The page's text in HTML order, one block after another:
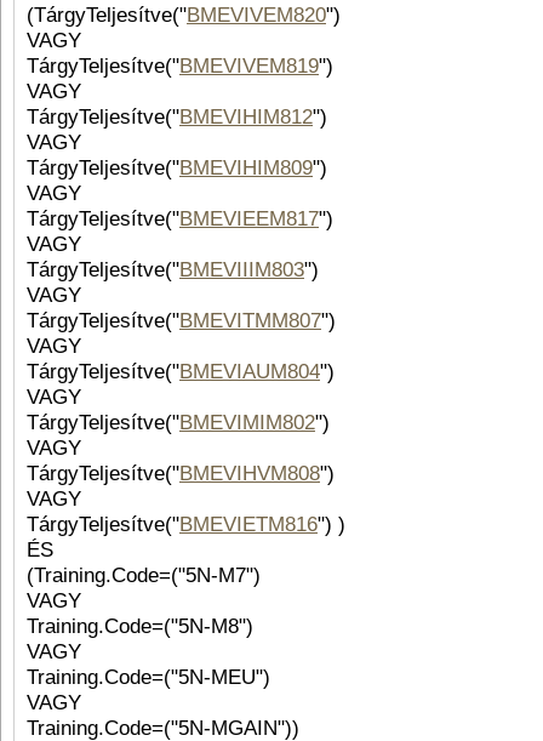
(TárgyTeljesítve("BMEVIVEM820")
VAGY
TárgyTeljesítve("BMEVIVEM819")
VAGY
TárgyTeljesítve("BMEVIHIM812")
VAGY
TárgyTeljesítve("BMEVIHIM809")
VAGY
TárgyTeljesítve("BMEVIEEM817")
VAGY
TárgyTeljesítve("BMEVIIIM803")
VAGY
TárgyTeljesítve("BMEVITMM807")
VAGY
TárgyTeljesítve("BMEVIAUM804")
VAGY
TárgyTeljesítve("BMEVIMIM802")
VAGY
TárgyTeljesítve("BMEVIHVM808")
VAGY
TárgyTeljesítve("BMEVIETM816
") )
ÉS
(Training.Code=("5N-M7")
VAGY
Training.Code=("5N-M8")
VAGY
Training.Code=("5N-MEU")
VAGY
Training.Code=("5N-MGAIN"))